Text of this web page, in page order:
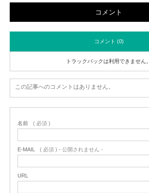
コメント
コメント (0)
トラックバックは利用できません。
この記事へのコメントはありません。
名前 ( 必須 )
E-MAIL ( 必須 ) - 公開されません -
URL